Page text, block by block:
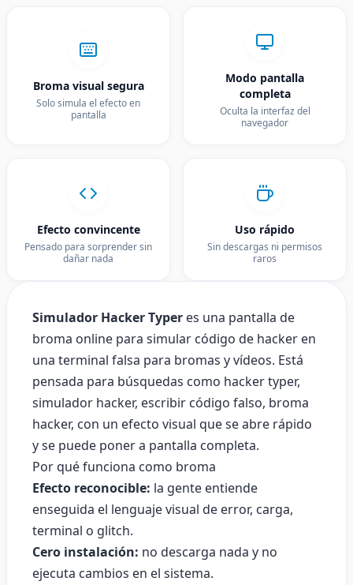
Broma visual segura
Solo simula el efecto en
pantalla
Modo pantalla
completa
Oculta la interfaz del
navegador
Efecto convincente
Pensado para sorprender sin
dañar nada
Uso rápido
Sin descargas ni permisos
raros
Simulador Hacker Typer es una pantalla de
broma online para simular código de hacker en
una terminal falsa para bromas y vídeos. Está
pensada para búsquedas como hacker typer,
simulador hacker, escribir código falso, broma
hacker, con un efecto visual que se abre rápido
y se puede poner a pantalla completa.
Por qué funciona como broma
Efecto reconocible: la gente entiende
enseguida el lenguaje visual de error, carga,
terminal o glitch.
Cero instalación: no descarga nada y no
ejecuta cambios en el sistema.